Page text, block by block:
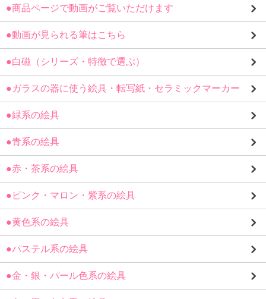
●商品ページで動画がご覧いただけます
●動画が見られる筆はこちら
●白磁（シリーズ・特徴で選ぶ）
●ガラスの器に使う絵具・転写紙・セラミックマーカー
●緑系の絵具
●青系の絵具
●赤・茶系の絵具
●ピンク・マロン・紫系の絵具
●黄色系の絵具
●パステル系の絵具
●金・銀・パール色系の絵具